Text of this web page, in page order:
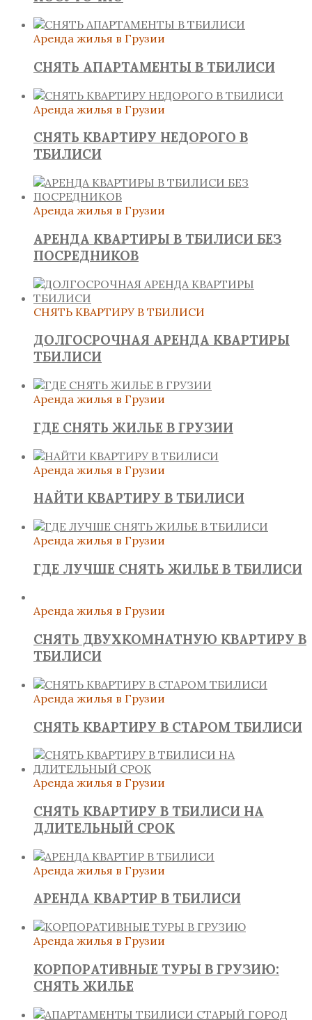
Аренда жилья в Грузии
СНЯТЬ АПАРТАМЕНТЫ В ТБИЛИСИ
Аренда жилья в Грузии
СНЯТЬ КВАРТИРУ НЕДОРОГО В
ТБИЛИСИ
Аренда жилья в Грузии
АРЕНДА КВАРТИРЫ В ТБИЛИСИ БЕЗ
ПОСРЕДНИКОВ
СНЯТЬ КВАРТИРУ В ТБИЛИСИ
ДОЛГОСРОЧНАЯ АРЕНДА КВАРТИРЫ
ТБИЛИСИ
Аренда жилья в Грузии
ГДЕ СНЯТЬ ЖИЛЬЕ В ГРУЗИИ
Аренда жилья в Грузии
НАЙТИ КВАРТИРУ В ТБИЛИСИ
Аренда жилья в Грузии
ГДЕ ЛУЧШЕ СНЯТЬ ЖИЛЬЕ В ТБИЛИСИ
Аренда жилья в Грузии
СНЯТЬ ДВУХКОМНАТНУЮ КВАРТИРУ В
ТБИЛИСИ
Аренда жилья в Грузии
СНЯТЬ КВАРТИРУ В СТАРОМ ТБИЛИСИ
Аренда жилья в Грузии
СНЯТЬ КВАРТИРУ В ТБИЛИСИ НА
ДЛИТЕЛЬНЫЙ СРОК
Аренда жилья в Грузии
АРЕНДА КВАРТИР В ТБИЛИСИ
Аренда жилья в Грузии
КОРПОРАТИВНЫЕ ТУРЫ В ГРУЗИЮ:
СНЯТЬ ЖИЛЬЕ